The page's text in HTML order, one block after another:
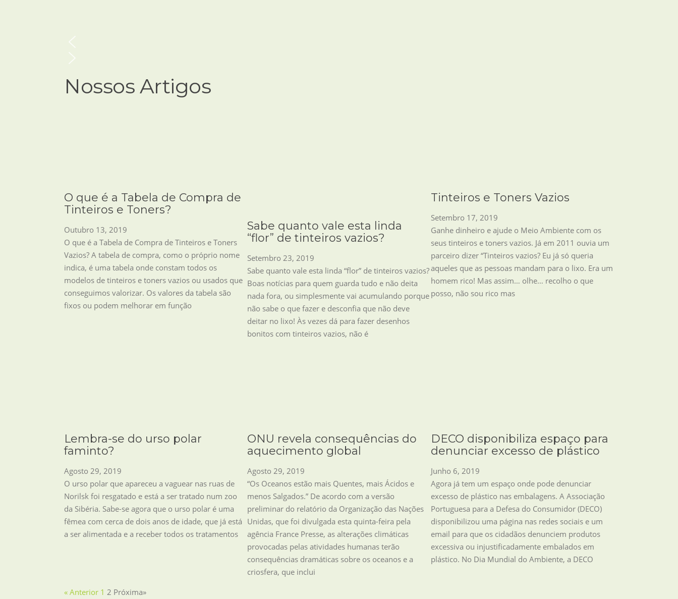
Nossos Artigos
O que é a Tabela de Compra de
Tinteiros e Toners?
Outubro 13, 2019
O que é a Tabela de Compra de Tinteiros e Toners
Vazios? A tabela de compra, como o próprio nome
indica, é uma tabela onde constam todos os
modelos de tinteiros e toners vazios ou usados que
conseguimos valorizar. Os valores da tabela são
fixos ou podem melhorar em função
Sabe quanto vale esta linda
“flor” de tinteiros vazios?
Setembro 23, 2019
Sabe quanto vale esta linda “flor” de tinteiros vazios?
Boas notícias para quem guarda tudo e não deita
nada fora, ou simplesmente vai acumulando porque
não sabe o que fazer e desconfia que não deve
deitar no lixo! Às vezes dá para fazer desenhos
bonitos com tinteiros vazios, não é
Tinteiros e Toners Vazios
Setembro 17, 2019
Ganhe dinheiro e ajude o Meio Ambiente com os
seus tinteiros e toners vazios. Já em 2011 ouvia um
parceiro dizer “Tinteiros vazios? Eu já só queria
aqueles que as pessoas mandam para o lixo. Era um
homem rico! Mas assim… olhe… recolho o que
posso, não sou rico mas
Lembra-se do urso polar
faminto?
Agosto 29, 2019
O urso polar que apareceu a vaguear nas ruas de
Norilsk foi resgatado e está a ser tratado num zoo
da Sibéria. Sabe-se agora que o urso polar é uma
fêmea com cerca de dois anos de idade, que já está
a ser alimentada e a receber todos os tratamentos
ONU revela consequências do
aquecimento global
Agosto 29, 2019
“Os Oceanos estão mais Quentes, mais Ácidos e
menos Salgados.” De acordo com a versão
preliminar do relatório da Organização das Nações
Unidas, que foi divulgada esta quinta-feira pela
agência France Presse, as alterações climáticas
provocadas pelas atividades humanas terão
consequências dramáticas sobre os oceanos e a
criosfera, que inclui
DECO disponibiliza espaço para
denunciar excesso de plástico
Junho 6, 2019
Agora já tem um espaço onde pode denunciar
excesso de plástico nas embalagens. A Associação
Portuguesa para a Defesa do Consumidor (DECO)
disponibilizou uma página nas redes sociais e um
email para que os cidadãos denunciem produtos
excessiva ou injustificadamente embalados em
plástico. No Dia Mundial do Ambiente, a DECO
« Anterior 1 2 Próxima»